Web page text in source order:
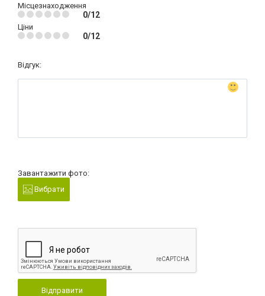
Місцезнаходження
0/12
Ціни
0/12
Відгук:
Завантажити фото:
Вибрати
Відправити